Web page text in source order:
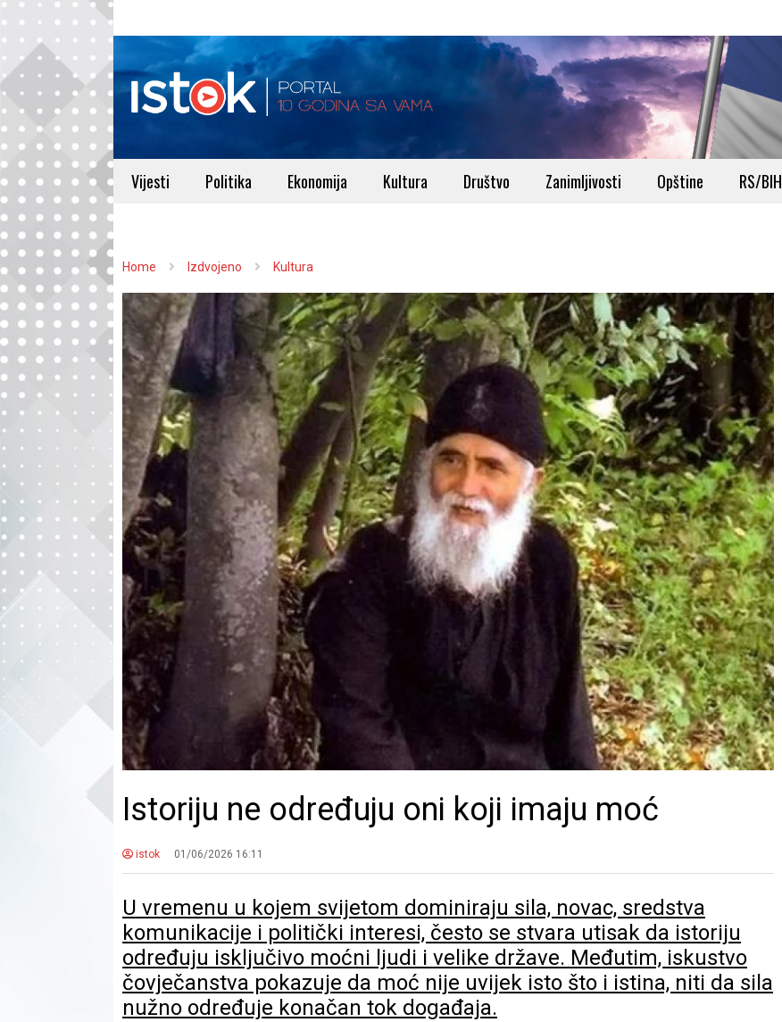
Vijesti Politika Ekonomija Kultura Društvo Zanimljivosti Opštine RS/BIH
Home Izdvojeno Kultura
Istoriju ne određuju oni koji imaju moć
istok 01/06/2026 16:11
U vremenu u kojem svijetom dominiraju sila, novac, sredstva
komunikacije i politički interesi, često se stvara utisak da istoriju
određuju isključivo moćni ljudi i velike države. Međutim, iskustvo
čovječanstva pokazuje da moć nije uvijek isto što i istina, niti da sila
nužno određuje konačan tok događaja.